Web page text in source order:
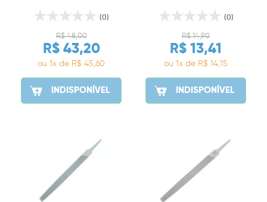
(0)
R$ 48,00
R$ 43,20
ou 1x de R$ 45,60
INDISPONÍVEL
(0)
R$ 14,90
R$ 13,41
ou 1x de R$ 14,15
INDISPONÍVEL